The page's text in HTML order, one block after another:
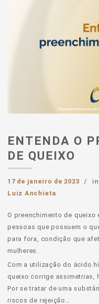
ENTENDA O
DE QUEIXO
17 de janeiro de 2023 in
Luiz Anchieta
O preenchimento de
pessoas que possuem o
para fora, condição que
mulheres.
Com a utilização do ácido
queixo corrige assimetrias,
Por se tratar de uma
riscos de rejeição…